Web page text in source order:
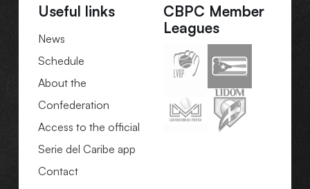
Useful links
News
Schedule
About the
Confederation
Access to the official
Serie del Caribe app
Contact
CBPC Member
Leagues